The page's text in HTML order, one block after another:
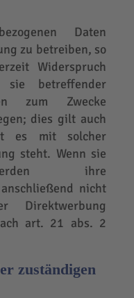
Daten
zu betreiben, so
Widerspruch
sie betreffender
zum Zwecke
dies gilt auch
es mit solcher
steht. Wenn sie
ihre
nicht
Direktwerbung
art. 21 abs. 2
zuständigen